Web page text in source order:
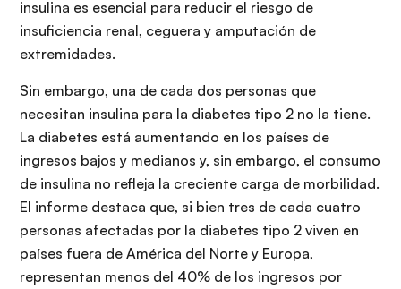
insulina es esencial para reducir el riesgo de
insuficiencia renal, ceguera y amputación de
extremidades.
Sin embargo, una de cada dos personas que
necesitan insulina para la diabetes tipo 2 no la tiene.
La diabetes está aumentando en los países de
ingresos bajos y medianos y, sin embargo, el consumo
de insulina no refleja la creciente carga de morbilidad.
El informe destaca que, si bien tres de cada cuatro
personas afectadas por la diabetes tipo 2 viven en
países fuera de América del Norte y Europa,
representan menos del 40% de los ingresos por